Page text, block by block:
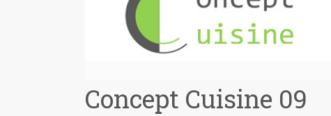
Concept Cuisine 09